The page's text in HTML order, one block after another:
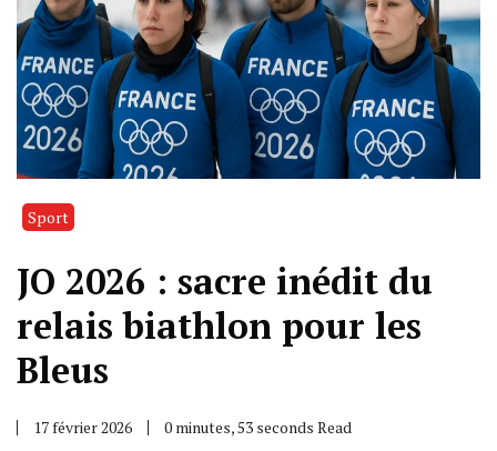
Sport
JO 2026 : sacre inédit du
relais biathlon pour les
Bleus
17 février 2026 0 minutes, 53 seconds Read